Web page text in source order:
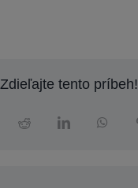
Zdieľajte tento príbeh!